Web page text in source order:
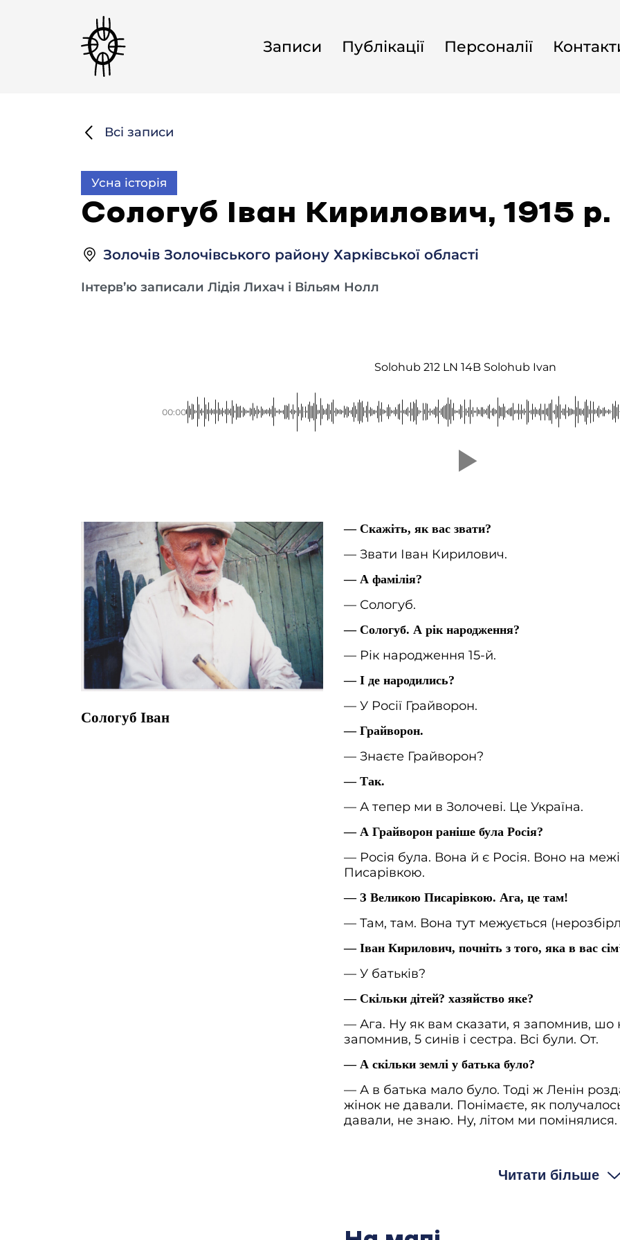
Записи Публікації Персоналії
Всі записи
Усна історія
Сологуб Іван Кирилович, 1915 р.
Золочів Золочівського району Харківської області
Інтерв’ю записали Лідія Лихач і Вільям Нолл
Solohub 212 LN 14B Solohub Ivan
00:00
Сологуб Іван
— Скажіть, як вас звати?
— Звати Іван Кирилович.
— А фамілія?
— Сологуб.
— Сологуб. А рік народження?
— Рік народження 15-й.
— І де народились?
— У Росії Грайворон.
— Грайворон.
— Знаєте Грайворон?
— Так.
— А тепер ми в Золочеві. Це Україна.
— А Грайворон раніше була Росія?
— Росія була. Вона й є Росія. Воно на
Писарівкою.
— З Великою Писарівкою. Ага, це там!
— Там, там. Вона тут межується
— Іван Кирилович, почніть з того, яка в вас
— У батьків?
— Скільки дітей? хазяйство яке?
— Ага. Ну як вам сказати, я запомнив, шо
запомнив, 5 синів і сестра. Всі були. От.
— А скільки землі у батька було?
— А в батька мало було. Тоді ж Ленін
жінок не давали. Понімаєте, як
давали, не знаю. Ну, літом ми
даже не довчився (сміється).Читати більше